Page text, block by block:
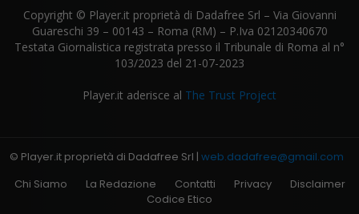
Copyright © Player.it proprietà di Dadafree Srl – Via Giovanni
Guareschi 39 – 00143 – Roma (RM) – P.Iva 02120340670
Testata Giornalistica registrata presso il Tribunale di Roma al n°
103/2023 del 21-07-2023
Player.it aderisce al The Trust Project
© Player.it proprietà di Dadafree Srl | web.dadafree@gmail.com
Chi Siamo
La Redazione Contatti Privacy
Disclaimer
Codice Etico